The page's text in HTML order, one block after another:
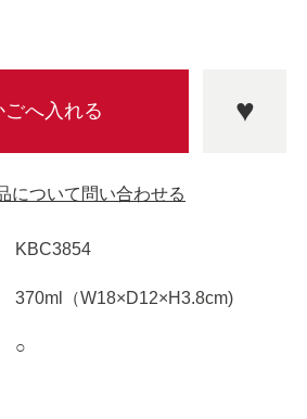
KBC3854
370ml（W18×D12×H3.8cm)
○
について問い合わせる